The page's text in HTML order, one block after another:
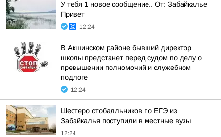
У тебя 1 новое сообщение.. От: Забайкалье
Привет
12:24
В Акшинском районе бывший директор
школы предстанет перед судом по делу о
превышении полномочий и служебном
подлоге
12:24
Шестеро стобалльников по ЕГЭ из
Забайкалья поступили в местные вузы
12:24